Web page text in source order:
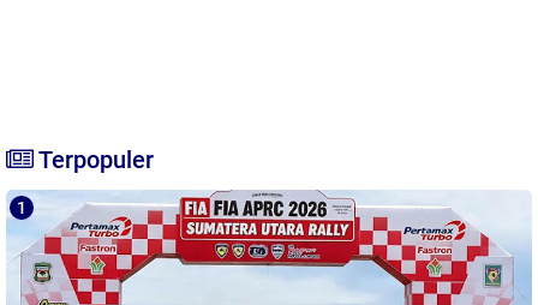
Terpopuler